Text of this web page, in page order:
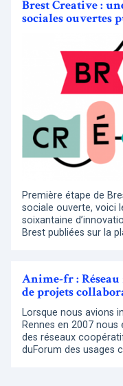
Brest Creative :
sociales ouvertes
Première étape de
sociale ouverte, voici
soixantaine
Brest publiées sur la
Anime-fr :
de projets
Lorsque nous avions
Rennes en 2007 nous
des réseaux
duForum des usages